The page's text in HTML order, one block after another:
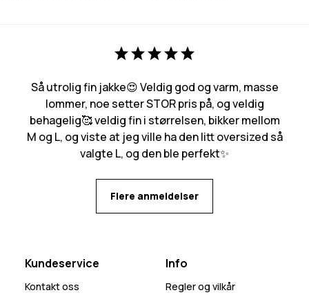
Så utrolig fin jakke😍 Veldig god og varm, masse
lommer, noe setter STOR pris på, og veldig
behagelig🥰 veldig fin i størrelsen, bikker mellom
M og L, og viste at jeg ville ha den litt oversized så
valgte L, og den ble perfekt✨
Flere anmeldelser
Kundeservice
Kontakt oss
Info
Regler og vilkår